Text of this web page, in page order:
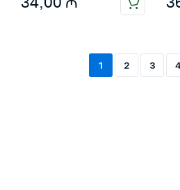
1 2 3 4